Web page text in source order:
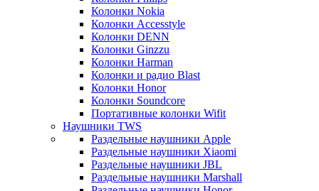
Колонки Nokia
Колонки Accesstyle
Колонки DENN
Колонки Ginzzu
Колонки Harman
Колонки и радио Blast
Колонки Honor
Колонки Soundcore
Портативные колонки Wifit
Наушники TWS
Раздельные наушники Apple
Раздельные наушники Xiaomi
Раздельные наушники JBL
Раздельные наушники Marshall